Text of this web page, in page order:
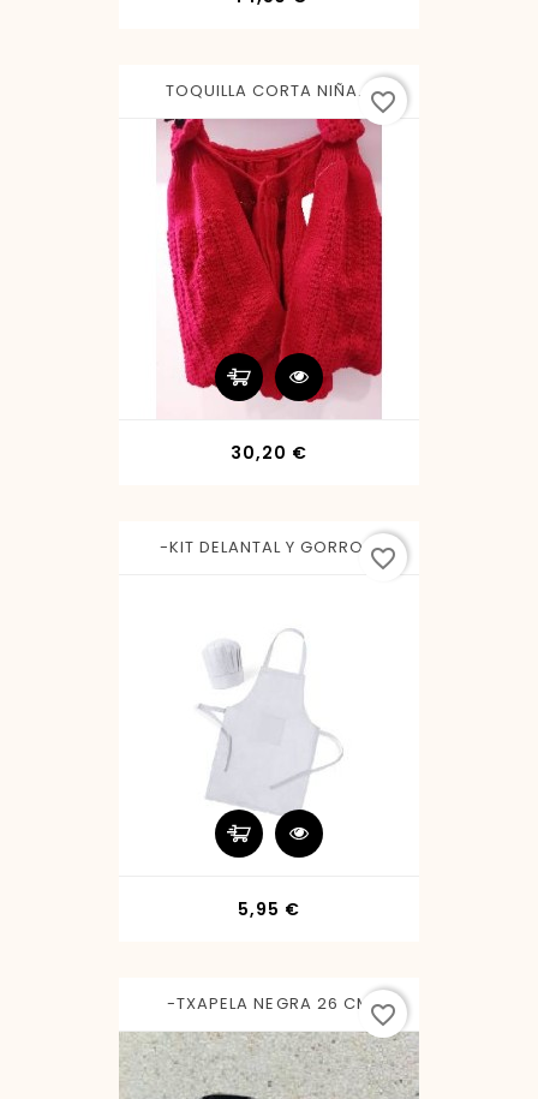
TOQUILLA CORTA NIÑA...
30,20 €Precio
favorite_border
-KIT DELANTAL Y GORRO...
5,95 €Precio
favorite_border
-TXAPELA NEGRA 26 CM favorite_border